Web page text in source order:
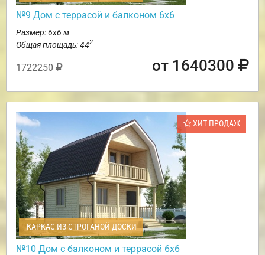
№9 Дом с террасой и балконом 6х6
Размер: 6х6 м
Общая площадь: 442
1722250 от 1640300
ХИТ ПРОДАЖ
КАРКАС ИЗ СТРОГАНОЙ ДОСКИ
№10 Дом с балконом и террасой 6х6